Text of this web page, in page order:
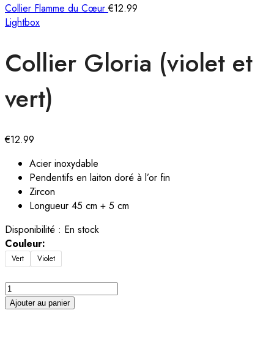
Collier Flamme du Cœur€12.99
Lightbox
Collier Gloria (violet et
vert)
€12.99
Acier inoxydable
Pendentifs en laiton doré à l’or fin
Zircon
Longueur 45 cm + 5 cm
Disponibilité : En stock
Couleur:
Vert Violet
Ajouter au panier